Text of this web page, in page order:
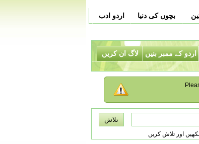
بچوں کی دنیا اردو ادب
اردو کے ممبر بنیں لاگ ان کریں
اور تلاش کریں